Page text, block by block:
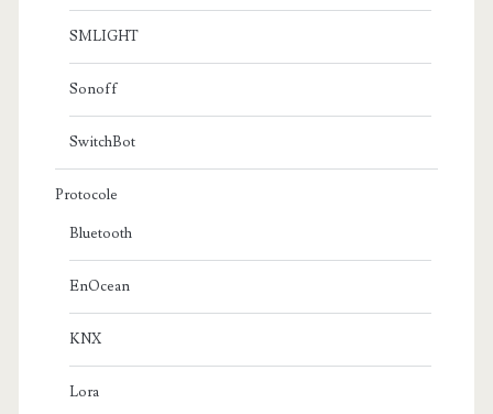
SMLIGHT
Sonoff
SwitchBot
Protocole
Bluetooth
EnOcean
KNX
Lora